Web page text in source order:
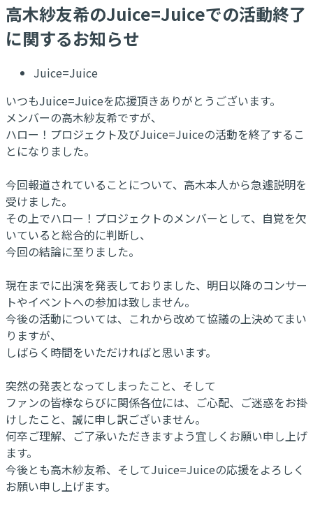
高木紗友希のJuice=Juiceでの活動終了
に関するお知らせ
Juice=Juice
いつもJuice=Juiceを応援頂きありがとうございます。
メンバーの高木紗友希ですが、
ハロー！プロジェクト及びJuice=Juiceの活動を終了するこ
とになりました。
今回報道されていることについて、高木本人から急遽説明を
受けました。
その上でハロー！プロジェクトのメンバーとして、自覚を欠
いていると総合的に判断し、
今回の結論に至りました。
現在までに出演を発表しておりました、明日以降のコンサー
トやイベントへの参加は致しません。
今後の活動については、これから改めて協議の上決めてまい
りますが、
しばらく時間をいただければと思います。
突然の発表となってしまったこと、そして
ファンの皆様ならびに関係各位には、ご心配、ご迷惑をお掛
けしたこと、誠に申し訳ございません。
何卒ご理解、ご了承いただきますよう宜しくお願い申し上げ
ます。
今後とも高木紗友希、そしてJuice=Juiceの応援をよろしく
お願い申し上げます。